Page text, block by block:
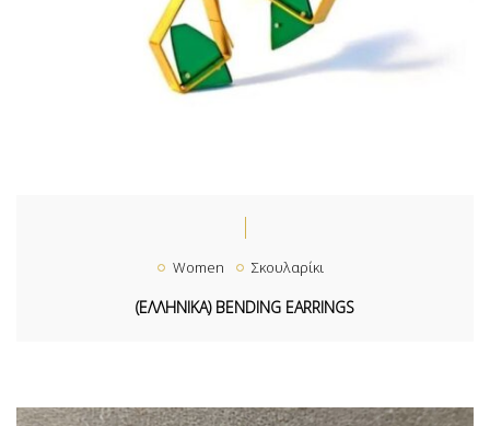
Women Σκουλαρίκι
(ΕΛΛΗΝΙΚΑ) BENDING EARRINGS